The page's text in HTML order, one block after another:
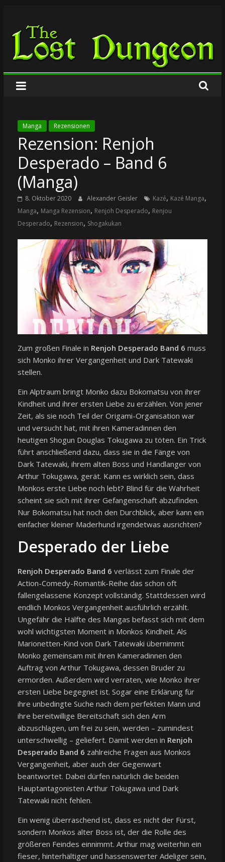
springen
The
Lost
Dungeon
Manga Rezensionen
Rezension: Renjoh
Desperado – Band 6
(Manga)
8. Oktober 2020 Alexander Geisler Kazé, Kazé Manga,
Manga, Manga Rezension, Renjoh Desperado, Renjou
Desperado, Rezension, Shogakukan
Zum großen Finale in Renjoh Desperado Band 6 muss
sich Monko ihrer Vergangenheit und Dark Tatewaki
stellen.
Ein Alptraum bringt Monko dazu Bokomatsu von ihrer
Kindheit und ihrer ersten Liebe zu erzählen. Von jener
Zeit, als sie noch Teil der Origami-Organisation war
und versucht hat, mit ihren Kameradinnen den
heutigen Shogun Douglas Tokugawa zu töten. Ein Trick
führt anschließend dazu, dass sie in die Fänge von
Dark Tatewaki, ihrem alten Boss und Handlanger von
Arthur Tokugawa, gerät. Kann es wirklich sein, dass
Monkos erste Liebe noch lebt? Blind für die Wahrheit
scheint sie sich mit ihrer Gefangenschaft abzufinden.
Nur Bokomatsu hat noch den Durchblick, aber kann ein
einfacher kleiner Maderhund irgendetwas ausrichten?
Desperado der Liebe
Renjoh Desperado Band 6 verlässt zum Finale der
Action-Comedy-Romantik-Reihe das schon oft
fallengelassene Konzept vollständig. Stattdessen wird
endlich Monkos Vergangenheit ausführlich erzählt.
Ungefähr die Hälfte des Mangas befasst sich mit dem
wohl wichtigsten Moment in Monkos Kindheit. Als
Marionetten-Kind von Dark Tatewaki übernimmt
Monko gemeinsam mit ihren Kameradinnen den
Auftrag von Arthur Tokugawa, dessen Bruder zu
ermorden. Außerdem wird verraten, wie Monko ihrer
ersten Liebe begegnet ist. Sogar eine Erklärung für
ihre unbedingte Suche nach dem perfekten Mann und
ihre bereitwillige Bereitschaft sich den Arm
abzuschlagen, um frei zu sein, werden – zumindest
unterschwellig – geliefert. Damit werden in Renjoh
Desperado Band 6 zahlreiche Fragen aus Monkos
Vergangenheit, aber auch der Gegenwart
beantwortet. Dabei dürfen natürlich die beiden
Hauptantagonisten Arthur Tokugawa und Dark
Tatewaki nicht fehlen.
Ein wenig überraschend ist, dass es nicht der Fürst,
sondern Monkos alter Boss ist, der die Rolle des
größeren Feindes einnimmt. Arthur mag weiterhin ein
fieser, hinterhältiger und hassenswerter Adeliger sein,